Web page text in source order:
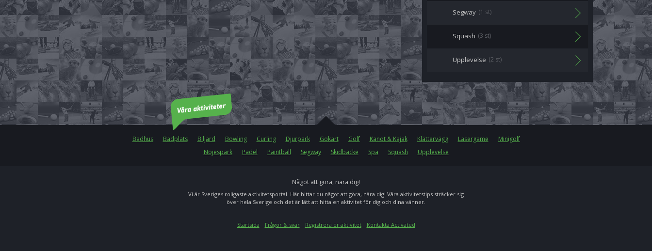
Segway (1 st)
Squash (3 st)
Upplevelse (2 st)
Badhus Badplats Biljard Bowling Curling Djurpark Gokart Golf Kanot & Kajak Klättervägg Lasergame
Minigolf
Nöjespark
Padel Paintball Segway Skidbacke Spa Squash Upplevelse
Något att göra, nära dig!
Vi är Sveriges roligaste aktivitetsportal. Här hittar du något att göra, nära dig! Våra aktivitetstips sträcker sig
över hela Sverige och det är lätt att hitta en aktivitet för dig och dina vänner.
Startsida Frågor & svar Registrera er aktivitet Kontakta Activated